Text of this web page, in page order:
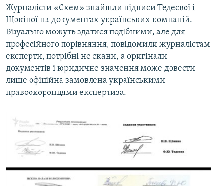
Журналісти «Схем» знайшли підписи Тедеєвої і
Щокіної на документах українських компаній.
Візуально можуть здатися подібними, але для
професійного порівняння, повідомили журналістам
експерти, потрібні не скани, а оригінали
документів і юридичне значення може довести
лише офіційна замовлена українськими
правоохоронцями експертиза.